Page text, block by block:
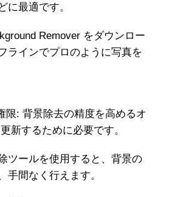
に最適です。
Remover をダウンロー
ラインでプロのように写真を
限: 背景除去の精度を高めるオ
新するために必要です。
ツールを使用すると、背景の
手間なく行えます。